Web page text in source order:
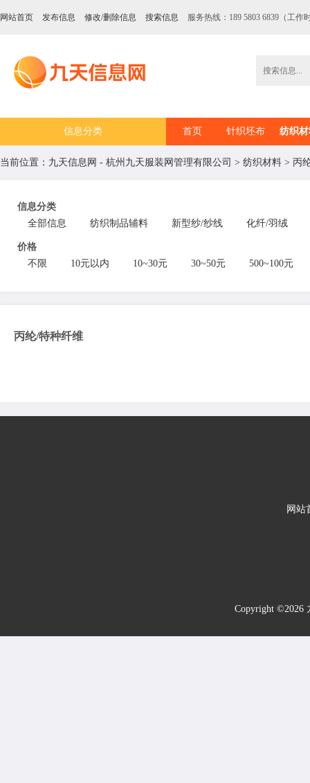
网站首页 发布信息 修改/删除信息 搜索信息 服务热线：189 5803 6839（工作
信息分类 首页 针织坯布 纺织
当前位置： 九天信息网 - 杭州九天服装网管理有限公司 > 纺织材料 > 丙
信息分类
全部信息
纺织制品辅料 新型纱/纱线 化纤/羽绒
价格
不限
10元以内 10~30元 30~50元 500~100元
丙纶/特种纤维
网站
Copyright ©2026